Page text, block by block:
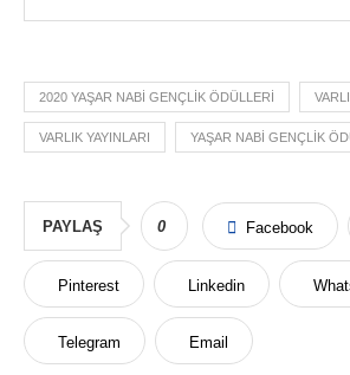
2020 YAŞAR NABI GENÇLIK ÖDÜLLERI
VARLIK YAYINLARI YAŞAR NABI GENÇLIK
PAYLAŞ 0 Facebook
Pinterest Linkedin
Telegram Email